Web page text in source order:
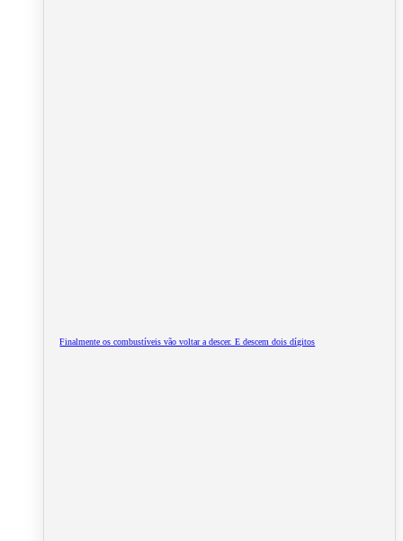
Finalmente os combustíveis vão voltar a descer. E descem dois dígitos